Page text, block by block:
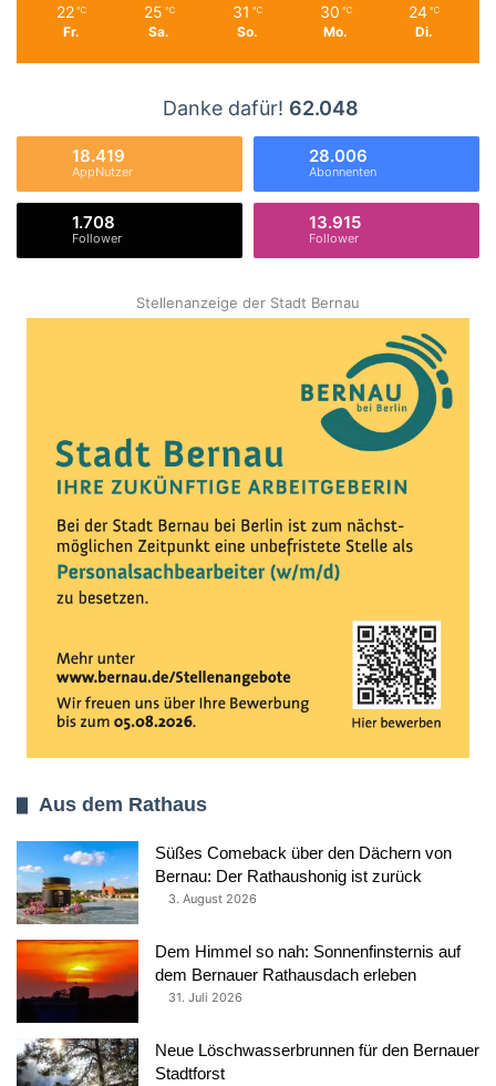
22 ℃
Fr.
25 ℃
Sa.
31 ℃
So.
30 ℃
Mo.
24 ℃
Di.
Danke dafür! 62.048
18.419
AppNutzer
28.006
Abonnenten
1.708
Follower
13.915
Follower
Stellenanzeige der Stadt Bernau
Aus dem Rathaus
Süßes Comeback über den Dächern von
Bernau: Der Rathaushonig ist zurück
3. August 2026
Dem Himmel so nah: Sonnenfinsternis auf
dem Bernauer Rathausdach erleben
31. Juli 2026
Neue Löschwasserbrunnen für den Bernauer
Stadtforst